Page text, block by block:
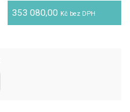
353 080,00 Kč bez DPH